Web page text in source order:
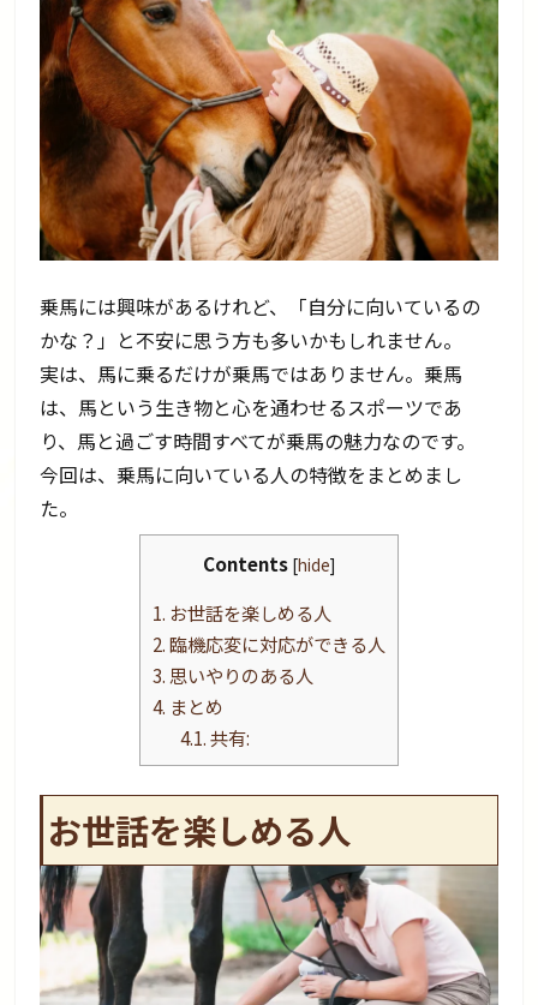
乗馬には興味があるけれど、「自分に向いているの
かな？」と不安に思う方も多いかもしれません。
実は、馬に乗るだけが乗馬ではありません。乗馬
は、馬という生き物と心を通わせるスポーツであ
り、馬と過ごす時間すべてが乗馬の魅力なのです。
今回は、乗馬に向いている人の特徴をまとめまし
た。
Contents [hide]
1. お世話を楽しめる人
2.臨機応変に対応ができる人
3. 思いやりのある人
4. まとめ
4.1.共有:
お世話を楽しめる人